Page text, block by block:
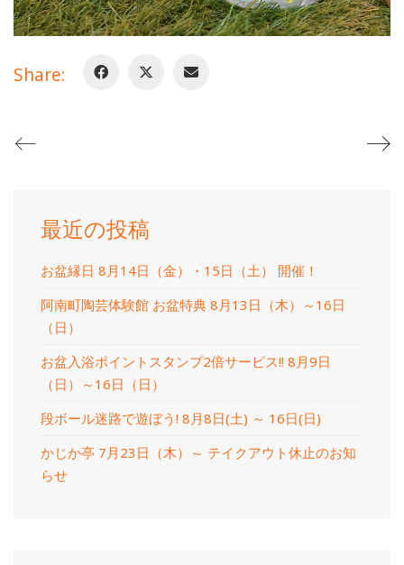
Share:
最近の投稿
お盆縁日 8月14日（金）・15日（土） 開催！
阿南町陶芸体験館 お盆特典 8月13日（木）～16日
（日）
お盆入浴ポイントスタンプ2倍サービス!! 8月9日
（日）～16日（日）
段ボール迷路で遊ぼう! 8月8日(土) ～ 16日(日)
かじか亭 7月23日（木）～ テイクアウト休止のお知
らせ